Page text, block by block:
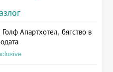
Апартхотел, бягство в